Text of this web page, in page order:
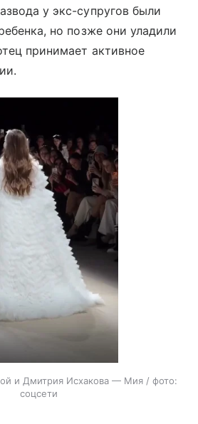
у экс-супругов были
но позже они уладили
принимает активное
и Дмитрия Исхакова — Мия / фото:
соцсети